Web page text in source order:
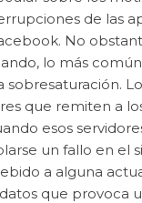
de las
No
lo más
sobresaturación.
que remiten a
esos
un fallo en el
a alguna
que provoca